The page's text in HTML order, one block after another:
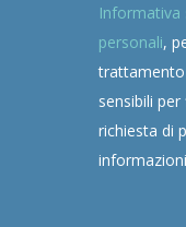
Informativa
personali,
trattamento
sensibili
richiesta di